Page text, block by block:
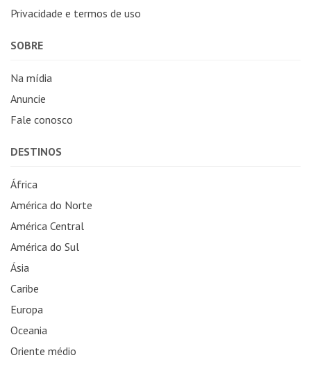
Privacidade e termos de uso
SOBRE
Na mídia
Anuncie
Fale conosco
DESTINOS
África
América do Norte
América Central
América do Sul
Ásia
Caribe
Europa
Oceania
Oriente médio